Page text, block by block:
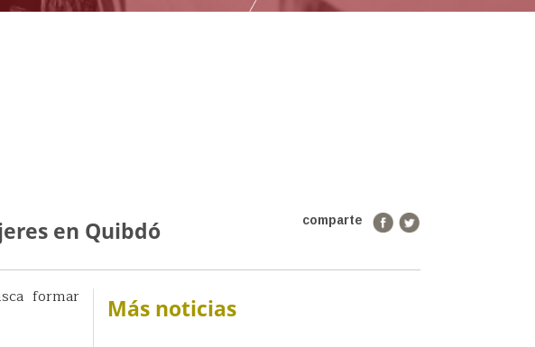
comparte
en Quibdó
formar Más noticias